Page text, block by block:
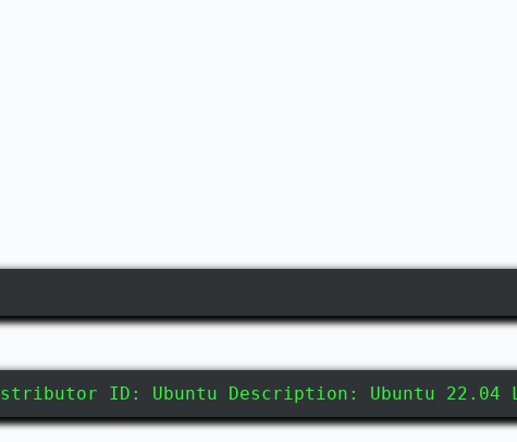
ID: Ubuntu Description: Ubuntu 22.04